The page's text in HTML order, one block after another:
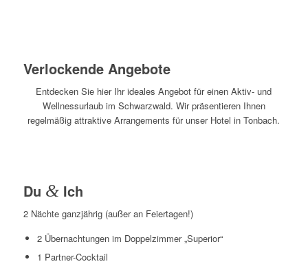
Verlockende Angebote
Entdecken Sie hier Ihr ideales Angebot für einen Aktiv- und
Wellnessurlaub im Schwarzwald. Wir präsentieren Ihnen
regelmäßig attraktive Arrangements für unser Hotel in Tonbach.
Du &Ich
2 Nächte ganzjährig (außer an Feiertagen!)
2 Übernachtungen im Doppelzimmer „Superior“
1 Partner-Cocktail